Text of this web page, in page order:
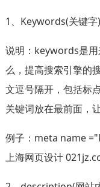
1、Keywords(关键字)
说明：keywords是用
么，提高搜索引擎的
文逗号隔开，包括标
关键词放在最前面，
例子：meta name
上海网页设计